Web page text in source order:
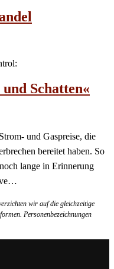
Schatten«
und Gaspreise, die
bereitet haben. So
lange in Erinnerung
wir auf die gleichzeitige
Personenbezeichnungen